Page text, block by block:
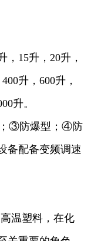
，15升，20升，
升，600升，
升。
③防爆型；④防
备配备变频调速
温塑料，在化